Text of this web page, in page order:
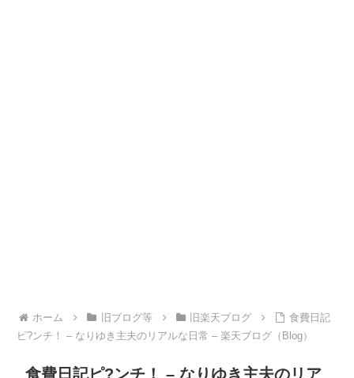
ホーム 旧ブログ等 旧楽天ブログ
食費日記
ピ?ンチ！ – なりゆき主夫のリアルな日常 – 楽天ブログ（Blog）
食費日記ピ?ンチ！ – なりゆき主夫のリア